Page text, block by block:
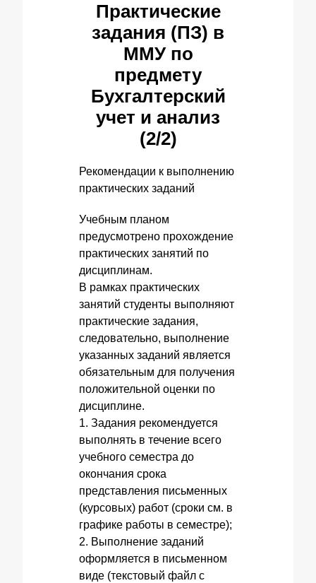
Практические
задания (ПЗ) в
ММУ по
предмету
Бухгалтерский
учет и анализ
(2/2)
Рекомендации к выполнению
практических заданий
Учебным планом
предусмотрено прохождение
практических занятий по
дисциплинам.
В рамках практических
занятий студенты выполняют
практические задания,
следовательно, выполнение
указанных заданий является
обязательным для получения
положительной оценки по
дисциплине.
1. Задания рекомендуется
выполнять в течение всего
учебного семестра до
окончания срока
представления письменных
(курсовых) работ (сроки см. в
графике работы в семестре);
2. Выполнение заданий
оформляется в письменном
виде (текстовый файл с